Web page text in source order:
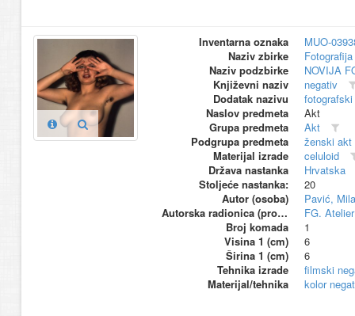
Inventarna oznaka
MUO-
Naziv zbirke
Naziv podzbirke
NOVIJA
Književni naziv
negativ
Dodatak nazivu
Naslov predmeta
Akt
Grupa predmeta
Akt
Podgrupa predmeta
ženski akt
Materijal izrade
celuloid
Država nastanka
Hrvatska
Stoljeće nastanka:
20
Autor (osoba)
Pavić,
Autorska radionica (proizvođač)
FG.
Broj komada
1
Visina 1 (cm)
6
Širina 1 (cm)
6
Tehnika izrade
filmski
Materijal/tehnika
kolor